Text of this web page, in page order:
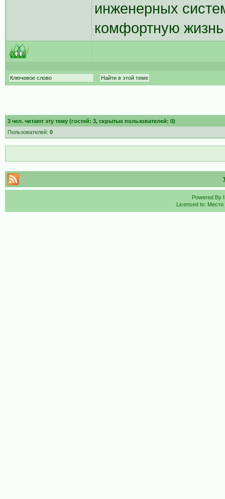
инженерных
комфортную жизнь
3чел. читают эту тему (гостей: 3, скрытых пользователей: 0)
Пользователей: 0
Powered By
Licensed to: